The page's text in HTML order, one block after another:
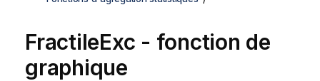
FractileExc - fonction de
graphique